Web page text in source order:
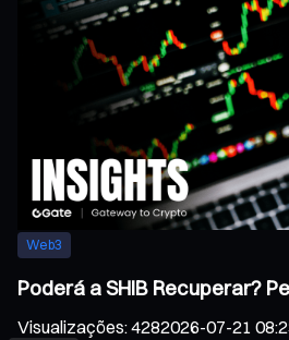
Web3
Poderá a SHIB Recuperar?
Visualizações:4282026-07-21